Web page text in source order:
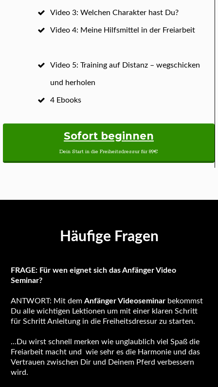
Video 3: Welchen Charakter hast Du?
Video 4: Meine Hilfsmittel in der Freiarbeit
Video 5: Training auf Distanz – wegschicken
und herholen
4 Ebooks
Sofort beginnen
Dein Start in die Freiheitsdressur für 89€
Häufige Fragen
FRAGE: Für wen eignet sich das Anfänger Video
Seminar?
ANTWORT: Mit dem Anfänger Videoseminar bekommst
Du alle wichtigen Lektionen um mit einer klaren Schritt
für Schritt Anleitung in die Freiheitsdressur zu starten.
...Du wirst schnell merken wie unglaublich viel Spaß die
Freiarbeit macht und wie sehr es die Harmonie und das
Vertrauen zwischen Dir und Deinem Pferd verbessern
wird.